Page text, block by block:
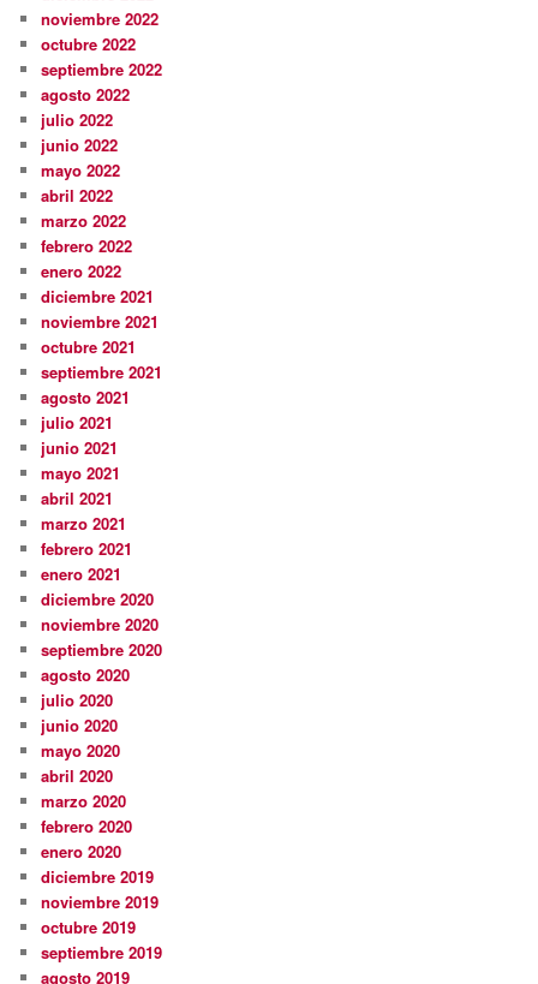
noviembre 2022
octubre 2022
septiembre 2022
agosto 2022
julio 2022
junio 2022
mayo 2022
abril 2022
marzo 2022
febrero 2022
enero 2022
diciembre 2021
noviembre 2021
octubre 2021
septiembre 2021
agosto 2021
julio 2021
junio 2021
mayo 2021
abril 2021
marzo 2021
febrero 2021
enero 2021
diciembre 2020
noviembre 2020
septiembre 2020
agosto 2020
julio 2020
junio 2020
mayo 2020
abril 2020
marzo 2020
febrero 2020
enero 2020
diciembre 2019
noviembre 2019
octubre 2019
septiembre 2019
agosto 2019